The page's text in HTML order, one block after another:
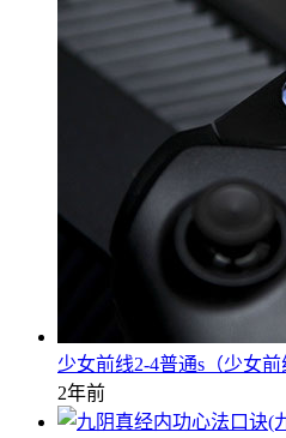
少女前线2-4普通s（少女前
2年前